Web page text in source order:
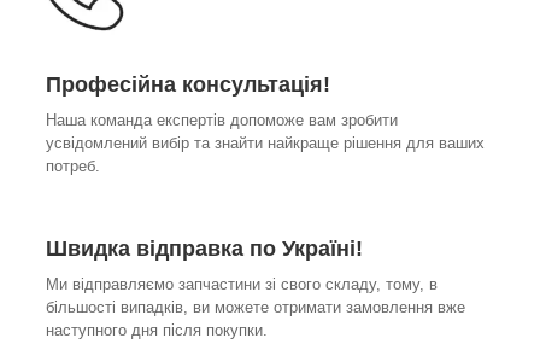
Професійна консультація!
Наша команда експертів допоможе вам зробити
усвідомлений вибір та знайти найкраще рішення для ваших
потреб.
Швидка відправка по Україні!
Ми відправляємо запчастини зі свого складу, тому, в
більшості випадків, ви можете отримати замовлення вже
наступного дня після покупки.